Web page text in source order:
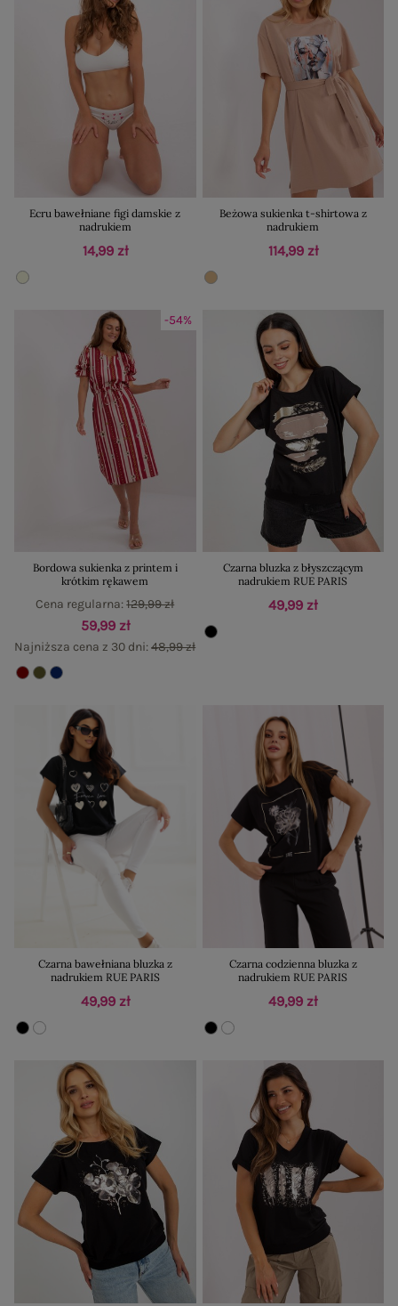
Ecru bawełniane figi damskie z
nadrukiem
14,99 zł
Beżowa sukienka t-shirtowa z
nadrukiem
114,99 zł
-54%
Bordowa sukienka z printem i
krótkim rękawem
59,99 zł
Najniższa cena z 30 dni:48,99 zł
Cena regularna:129,99 zł
Czarna bluzka z błyszczącym
nadrukiem RUE PARIS
49,99 zł
Czarna bawełniana bluzka z
nadrukiem RUE PARIS
49,99 zł
Czarna codzienna bluzka z
nadrukiem RUE PARIS
49,99 zł